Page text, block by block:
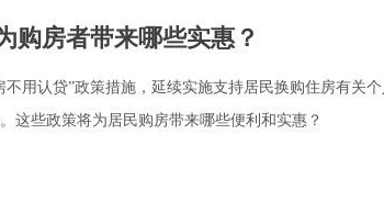
购房者带来哪些实惠？
不用认贷”政策措施，延续实施支持居民换购住房有关
这些政策将为居民购房带来哪些便利和实惠？